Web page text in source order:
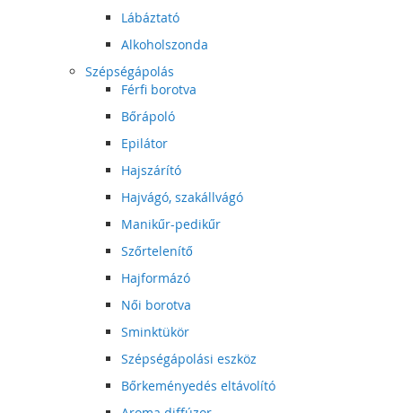
Lábáztató
Alkoholszonda
Szépségápolás
Férfi borotva
Bőrápoló
Epilátor
Hajszárító
Hajvágó, szakállvágó
Manikűr-pedikűr
Szőrtelenítő
Hajformázó
Női borotva
Sminktükör
Szépségápolási eszköz
Bőrkeményedés eltávolító